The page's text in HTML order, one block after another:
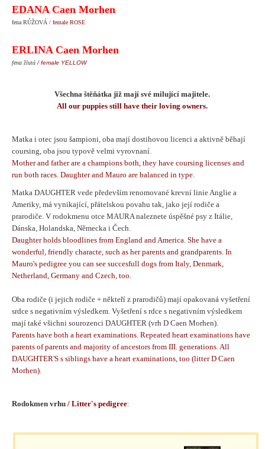
EDANA Caen Morhen
fena RŮŽOVÁ / female ROSE
ERLINA Caen Morhen
fena žlutá / female YELLOW
Všechna štěňátka již mají své milující majitele.
All our puppies still have their loving owners.
Matka i otec jsou šampioni, oba mají dostihovou licenci a aktivně běhají
coursing, oba jsou typově velmi vyrovnaní.
Mother and father are a champions both, they have coursing licenses and
run both races. Daughter and Mauro are balanced in type.
Matka DAUGHTER vede především renomované krevní linie Anglie a
Ameriky, má vynikající, přátelskou povahu tak, jako její rodiče a
prarodiče. V rodokmenu otce MAURA naleznete úspěšné psy z Itálie,
Dánska, Holandska, Německa i Čech.
Daughter holds bloodlines from England and America. She have a
wonderful, friendly characte, such as her parents and grandparents. In
Mauro's pedigree you can see succesfull dogs from Italy, Denmark,
Netherland, Germany and Czech, too.
Oba rodiče (i jejich rodiče + někteří z prarodičů) mají opakovaná vyšetření
srdce s negativním výsledkem. Vyšetření s rdce s negativním výsledkem
mají také všichni sourozenci DAUGHTER (vrh D Caen Morhen).
Parents have both a heart examinations. Repeated heart examinations have
parents of parents and majority of ancestors from III. generations. All
DAUGHTER'S s siblings have a heart examinations, too (litter D Caen
Morhen).
Rodokmen vrhu / Litter's pedigree: